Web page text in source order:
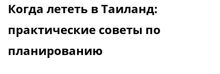
Когда лететь в Таиланд:
практические советы по
планированию